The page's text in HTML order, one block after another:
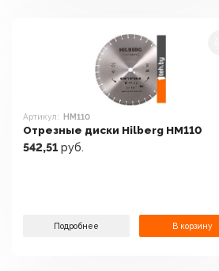
Артикул: HM110
Отрезные диски Hilberg HM110
542,51 руб.
Подробнее В корзину